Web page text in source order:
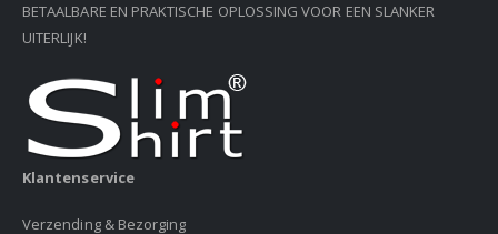
BETAALBARE EN PRAKTISCHE OPLOSSING VOOR EEN SLANKER
UITERLIJK!
Klantenservice
Verzending & Bezorging